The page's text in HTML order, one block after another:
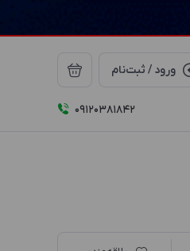
ورود / ثبت‌نام
09120381842